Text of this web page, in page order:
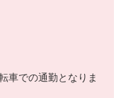
車での通勤となりま